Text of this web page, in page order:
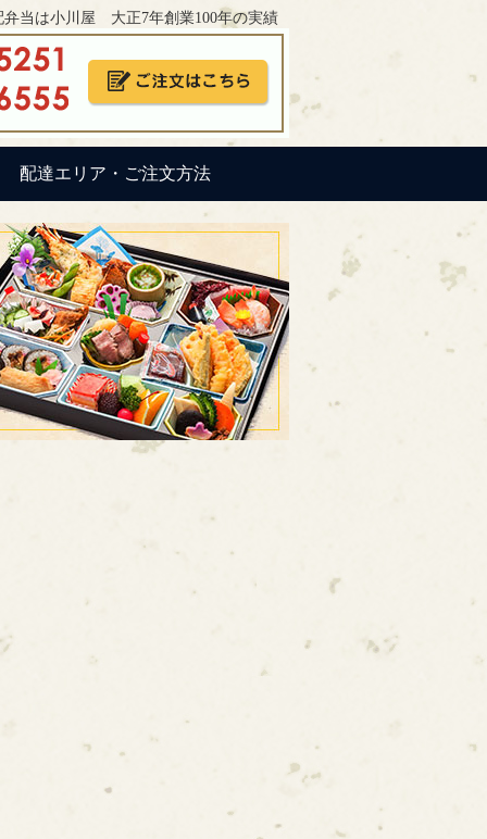
弁当は小川屋 大正7年創業100年の実績
配達エリア・ご注文方法